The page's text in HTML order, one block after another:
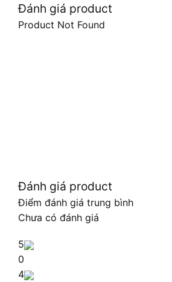
Đánh giá product
Product Not Found
Đánh giá product
Điểm đánh giá trung bình
Chưa có đánh giá
5
0
4